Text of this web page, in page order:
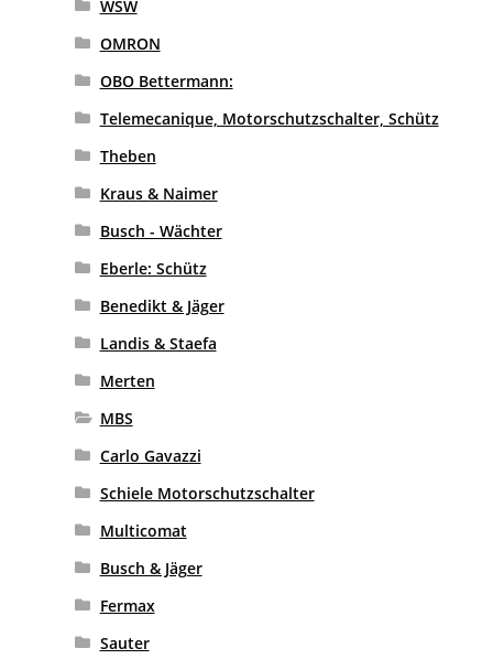
WSW
OMRON
OBO Bettermann:
Telemecanique, Motorschutzschalter, Schütz
Theben
Kraus & Naimer
Busch - Wächter
Eberle: Schütz
Benedikt & Jäger
Landis & Staefa
Merten
MBS
Carlo Gavazzi
Schiele Motorschutzschalter
Multicomat
Busch & Jäger
Fermax
Sauter